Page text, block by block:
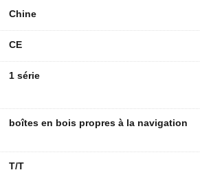
Chine
CE
1 série
boîtes en bois propres à la navigation
T/T